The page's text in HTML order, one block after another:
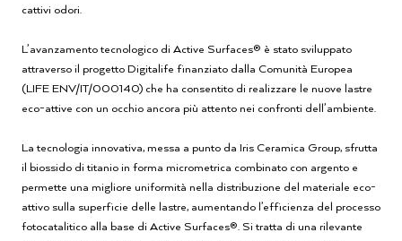
cattivi odori.
L’avanzamento tecnologico di Active Surfaces® è stato sviluppato
attraverso il progetto Digitalife finanziato dalla Comunità Europea
(LIFE ENV/IT/000140) che ha consentito di realizzare le nuove lastre
eco-attive con un occhio ancora più attento nei confronti dell’ambiente.
La tecnologia innovativa, messa a punto da Iris Ceramica Group, sfrutta
il biossido di titanio in forma micrometrica combinato con argento e
permette una migliore uniformità nella distribuzione del materiale eco-
attivo sulla superficie delle lastre, aumentando l’efficienza del processo
fotocatalitico alla base di Active Surfaces®. Si tratta di una rilevante